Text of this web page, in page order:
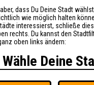
dass Du Deine Stadt
wie möglich halten
interessierst, schließe
rechts. Du kannst den
oben links ändern:
Wähle Deine